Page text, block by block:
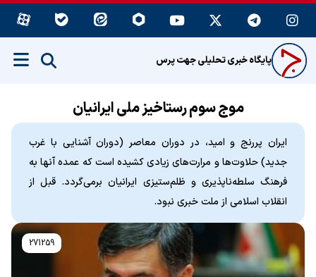
پایگاه خبری تحلیلی جهت پرس
موج سوم رستاخیز ملی ایرانیان
ایران پررنج و امید، در دوران معاصر (دوران آشنایی با غرب
جدید) حلاوت‌ها و مرارت‌های زیادی کشیده است که عمده آنها به
فرهنگ سلطه‌ناپذیری و ظلم‌ستیزی ایرانیان برمی‌گردد. قبل از
انقلاب اسلامی از ملت خبری نبود.
271259